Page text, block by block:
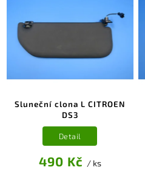
Sluneční clona L CITROEN
DS3
490 Kč / ks
Detail